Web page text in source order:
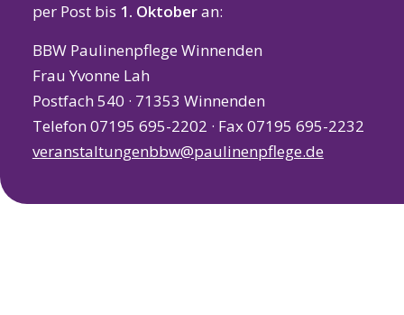
per Post bis 1. Oktoberan:
BBW Paulinenpflege Winnenden
Frau Yvonne Lah
Postfach 540 · 71353 Winnenden
Telefon 07195 695-2202 · Fax 07195 695-2232
veranstaltungenbbw@paulinenpflege.de